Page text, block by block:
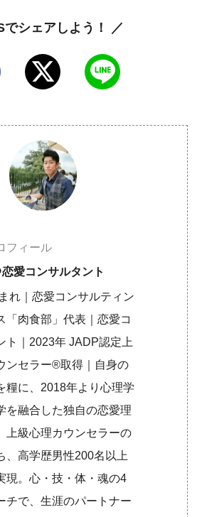
でシェアしよう！ ／
フィール
愛コンサルタント
れ｜恋愛コンサルティン
「肉食部」代表｜恋愛コ
ト｜2023年 JADP認定上
ンセラー®取得｜自身の
糧に、2018年より心理学
を融合した独自の恋愛理
上級心理カウンセラーの
、高学歴男性200名以上
現。心・技・体・魂の4
チで、生涯のパートナー